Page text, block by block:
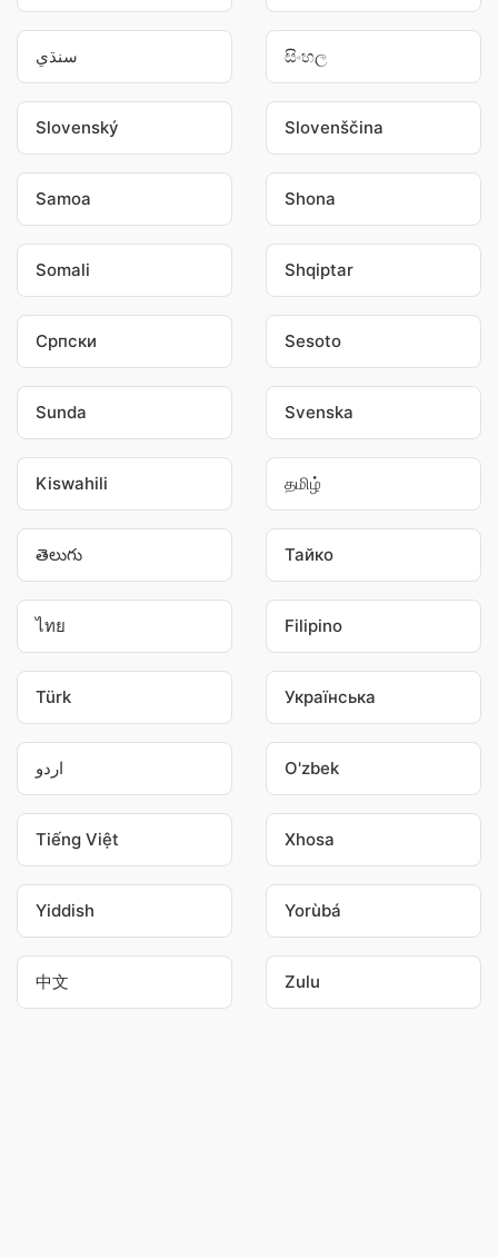
سنڌي සිංහල
Slovenský Slovenščina
Samoa Shona
Somali Shqiptar
Српски Sesoto
Sunda Svenska
Kiswahili தமிழ்
తెలుగు Тайко
ไทย Filipino
Türk Українська
اردو O'zbek
Tiếng Việt Xhosa
Yiddish Yorùbá
中文 Zulu